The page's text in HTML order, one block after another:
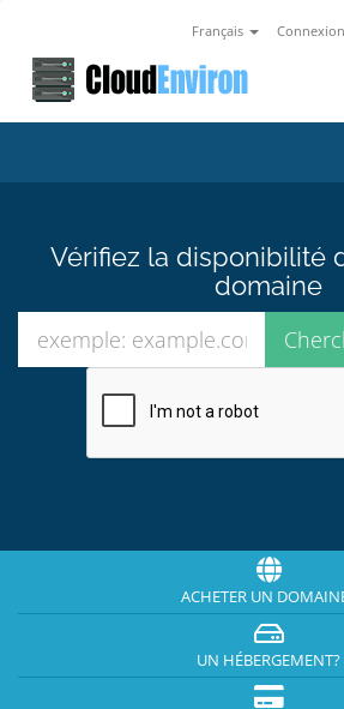
Français Connexion
Vérifiez la disponibilité
domaine
ACHETER UN
UN HÉBERGEMENT?